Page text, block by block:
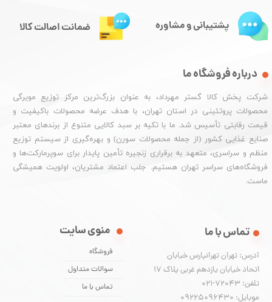
درباره فروشگاه ما
شرکت پخش کالا گستر مهرداد، به عنوان بزرگ‌ترین مرکز توزیع مویرگی
محصولات پروتئینی در استان تهران، با هدف عرضه محصولات باکیفیت و
قیمت رقابتی تأسیس شد. ما با تکیه بر سبد کالایی متنوع از برندهای معتبر
صنایع غذایی کشور (از جمله محصولات سورن) و بهره‌گیری از سیستم توزیع
منظم و سراسری، متعهد به برقراری زنجیره تأمین پایدار برای سوپرمارکت‌ها و
فروشگاه‌های سراسر تهران هستیم. جلب اعتماد مشتریان، اولویت همیشگی
ماست.
منوی سایت
فروشگاه
سوالات متداول
تماس با ما
تماس با ما
آدرس: تهران تهرانپارس خیابان
اتحاد خیابان یازدهم غربی پلاک ۱۷
تلفن: 72043-021
موبایل: 09225096430
پشتیبانی و مشاوره ضمانت اصالت کالا